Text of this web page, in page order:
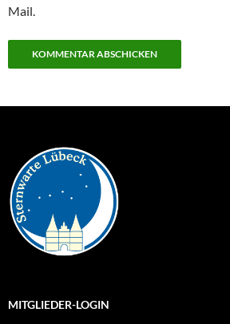
Mail.
MITGLIEDER-LOGIN